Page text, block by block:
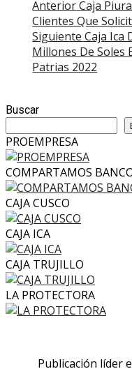
Post
navigation
AnteriorCaja
Clientes Que
Siguiente Caja Ica
Millones De Soles
Patrias 2022
Buscar
PROEMPRESA
COMPARTAMOS
CAJA CUSCO
CAJA ICA
CAJA TRUJILLO
LA PROTECTORA
Publicación líder